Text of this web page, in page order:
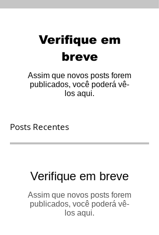
Verifique em
breve
Assim que novos posts forem
publicados, você poderá vê-
los aqui.
Posts Recentes
Verifique em breve
Assim que novos posts forem
publicados, você poderá vê-
los aqui.